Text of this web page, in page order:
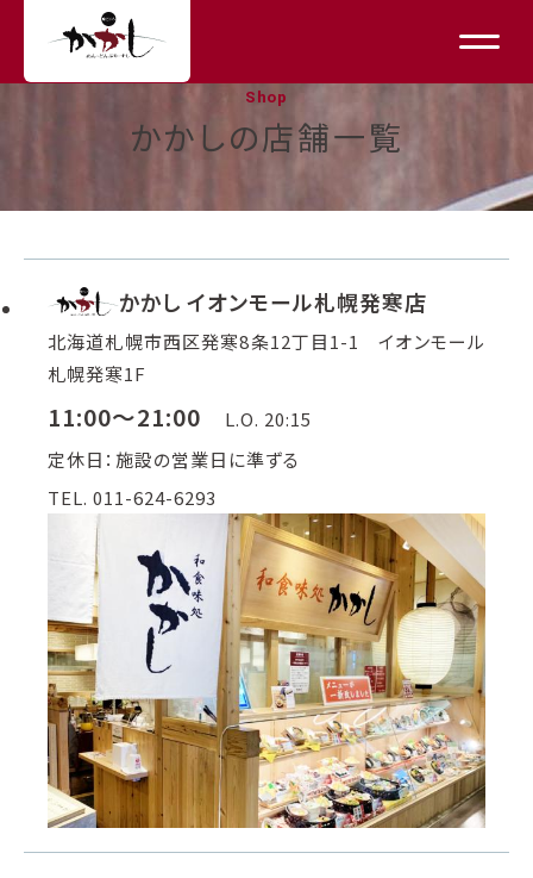
Shop
かかしの店舗一覧
かかし イオンモール札幌発寒店
北海道札幌市西区発寒8条12丁目1-1 イオンモール
札幌発寒1F
11:00～21:00
L.O. 20:15
定休日：施設の営業日に準ずる
TEL. 011-624-6293